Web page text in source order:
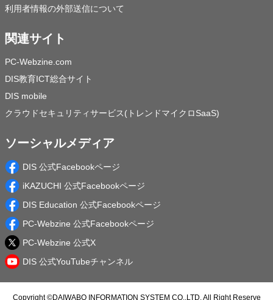
利用者情報の外部送信について
関連サイト
PC-Webzine.com
DIS教育ICT総合サイト
DIS mobile
クラウドセキュリティサービス(トレンドマイクロSaaS)
ソーシャルメディア
DIS 公式Facebookページ
iKAZUCHI 公式Facebookページ
DIS Education 公式Facebookページ
PC-Webzine 公式Facebookページ
PC-Webzine 公式X
DIS 公式YouTubeチャンネル
Copyright ©DAIWABO INFORMATION SYSTEM CO.,LTD.All Right Reserve